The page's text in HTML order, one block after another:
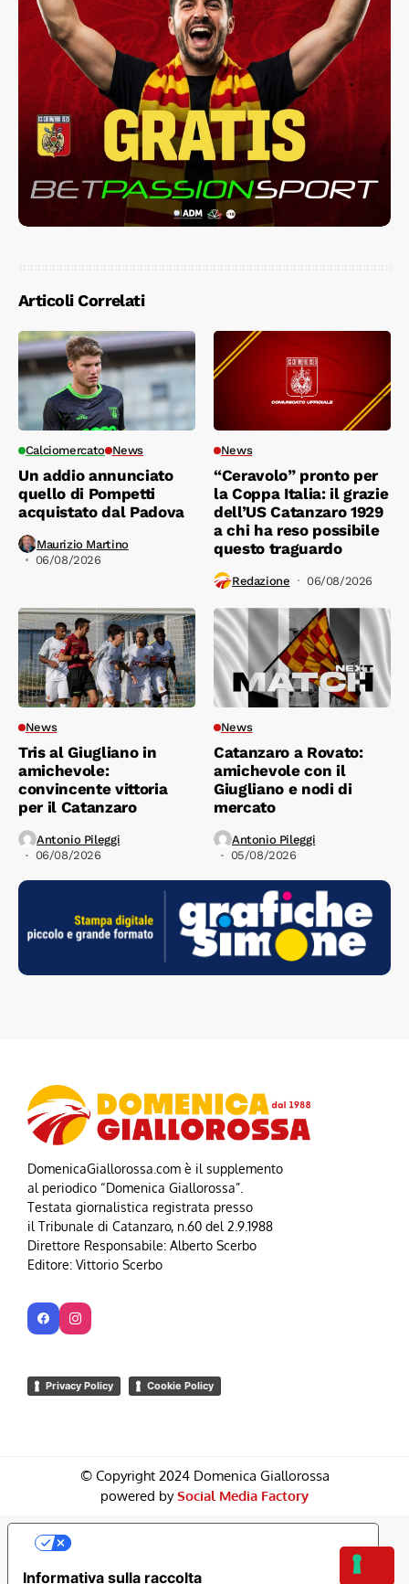
Articoli Correlati
Calciomercato News
Un addio annunciato
quello di Pompetti
acquistato dal Padova
Maurizio Martino
06/08/2026
News
“Ceravolo” pronto per
la Coppa Italia: il grazie
dell’US Catanzaro 1929
a chi ha reso possibile
questo traguardo
Redazione 06/08/2026
News
Tris al Giugliano in
amichevole:
convincente vittoria
per il Catanzaro
Antonio Pileggi
06/08/2026
News
Catanzaro a Rovato:
amichevole con il
Giugliano e nodi di
mercato
Antonio Pileggi
05/08/2026
DomenicaGiallorossa.com è il supplemento
al periodico “Domenica Giallorossa”.
Testata giornalistica registrata presso
il Tribunale di Catanzaro, n.60 del 2.9.1988
Direttore Responsabile: Alberto Scerbo
Editore: Vittorio Scerbo
Privacy Policy Cookie Policy
© Copyright 2024 Domenica Giallorossa
powered bySocial Media Factory
Informativa sulla raccolta
Le Tue Preferenze Relative Alla Privacy